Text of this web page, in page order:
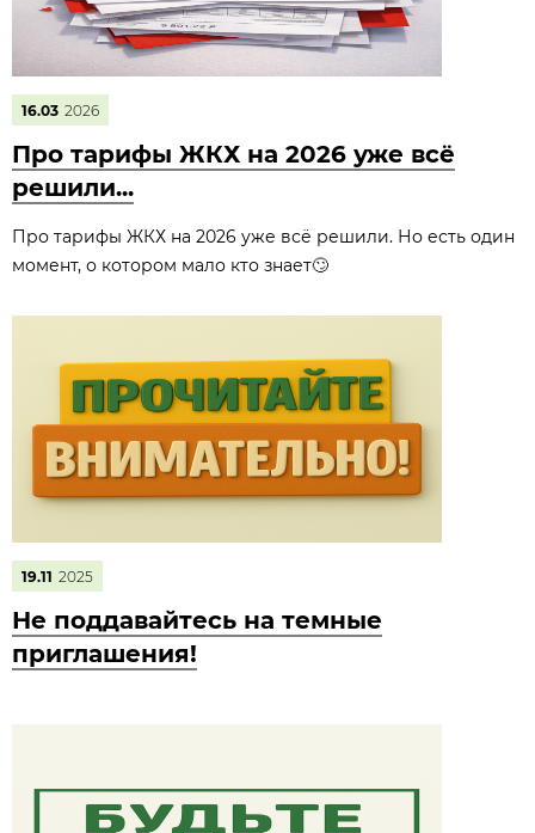
16.03 2026
Про тарифы ЖКХ на 2026 уже всё
решили...
Про тарифы ЖКХ на 2026 уже всё решили. Но есть один
момент, о котором мало кто знает🙄
19.11 2025
Не поддавайтесь на темные
приглашения!